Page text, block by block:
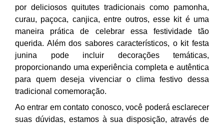
por deliciosos quitutes tradicionais como pamonha,
curau, paçoca, canjica, entre outros, esse kit é uma
maneira prática de celebrar essa festividade tão
querida. Além dos sabores característicos, o kit festa
junina pode incluir decorações temáticas,
proporcionando uma experiência completa e autêntica
para quem deseja vivenciar o clima festivo dessa
tradicional comemoração.
Ao entrar em contato conosco, você poderá esclarecer
suas dúvidas, estamos à sua disposição, através de